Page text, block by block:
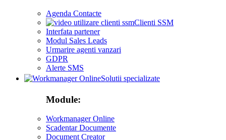
Agenda Contacte
Clienti SSM
Interfata partener
Modul Sales Leads
Urmarire agenti vanzari
GDPR
Alerte SMS
Solutii specializate
Module:
Workmanager Online
Scadentar Documente
Document Creator